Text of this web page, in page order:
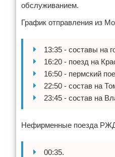
обслуживанием.
График отправления из
13:35 - составы на
16:20 - поезд на
16:50 - пермский
22:50 - состав на
23:45 - состав на
Нефирменные поезда РЖД
00:35.